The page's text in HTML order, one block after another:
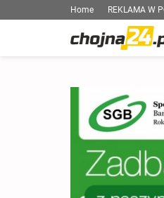
Home REKLAMA W